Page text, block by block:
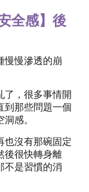
全感】後
慢慢滲透的崩
了，很多事情開
到那些問題一個
感。
也沒有那碗固定
後很快轉身離
不是習慣的消